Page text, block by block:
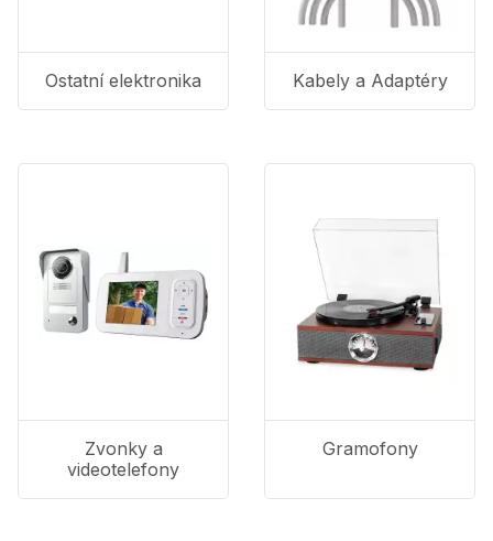
Ostatní elektronika Kabely a Adaptéry
Zvonky a
videotelefony
Gramofony